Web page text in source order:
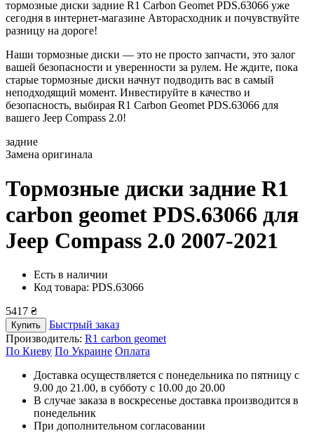
тормозные диски задние R1 Carbon Geomet PDS.63066 уже
сегодня в интернет-магазине Авторасходник и почувствуйте
разницу на дороге!
Наши тормозные диски — это не просто запчасти, это залог
вашей безопасности и уверенности за рулем. Не ждите, пока
старые тормозные диски начнут подводить вас в самый
неподходящий момент. Инвестируйте в качество и
безопасность, выбирая R1 Carbon Geomet PDS.63066 для
вашего Jeep Compass 2.0!
задние
Замена оригинала
Тормозные диски задние R1
carbon geomet PDS.63066 для
Jeep Compass 2.0 2007-2021
Есть в наличии
Код товара: PDS.63066
5417 ₴
Купить
Быстрый заказ
Производитель: R1 carbon geomet
По Киеву По Украине Оплата
Доставка осуществляется с понедельника по пятницу с
9.00 до 21.00, в субботу с 10.00 до 20.00
В случае заказа в воскресенье доставка производится в
понедельник
При дополнительном согласовании